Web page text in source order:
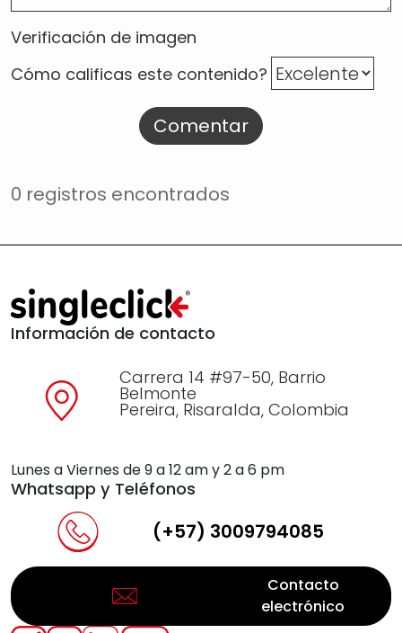
Verificación de imagen
Cómo calificas este contenido?
Comentar
0 registros encontrados
Información de contacto
Carrera 14 #97-50, Barrio
Belmonte
Pereira, Risaralda, Colombia
Lunes a Viernes de 9 a 12 am y 2 a 6 pm
Whatsapp y Teléfonos
(+57) 3009794085
Contacto
electrónico